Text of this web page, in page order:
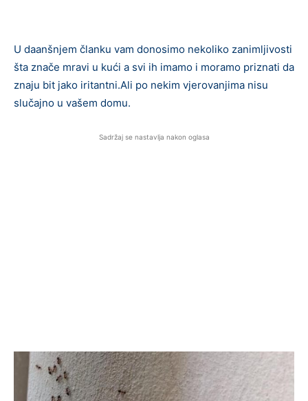
U daanšnjem članku vam donosimo nekoliko zanimljivosti
šta znače mravi u kući a svi ih imamo i moramo priznati da
znaju bit jako iritantni.Ali po nekim vjerovanjima nisu
slučajno u vašem domu.
Sadržaj se nastavlja nakon oglasa